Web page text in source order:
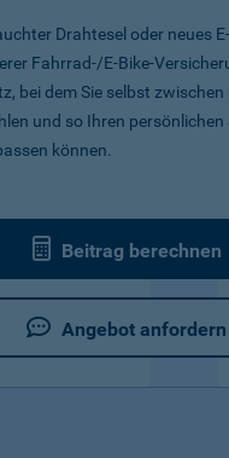
Drahtesel oder neues
Fahrrad-/E-Bike-
bei dem Sie selbst zwischen
und so Ihren persönlichen
können.
Beitrag berechnen
Angebot anfordern